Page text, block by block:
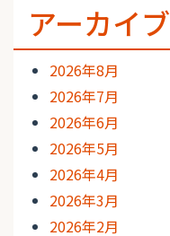
アーカイブ
2026年8月
2026年7月
2026年6月
2026年5月
2026年4月
2026年3月
2026年2月